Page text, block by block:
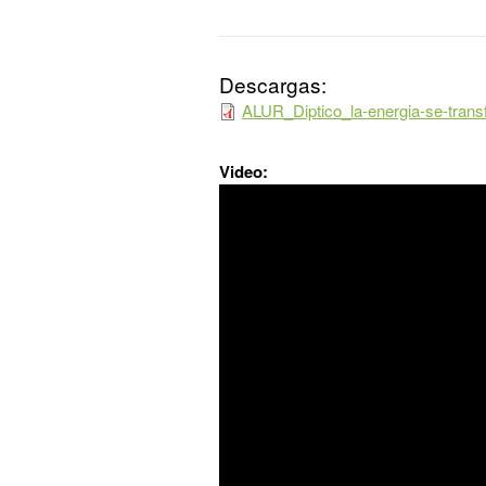
Descargas:
ALUR_Diptico_la-energia-se-
Video: